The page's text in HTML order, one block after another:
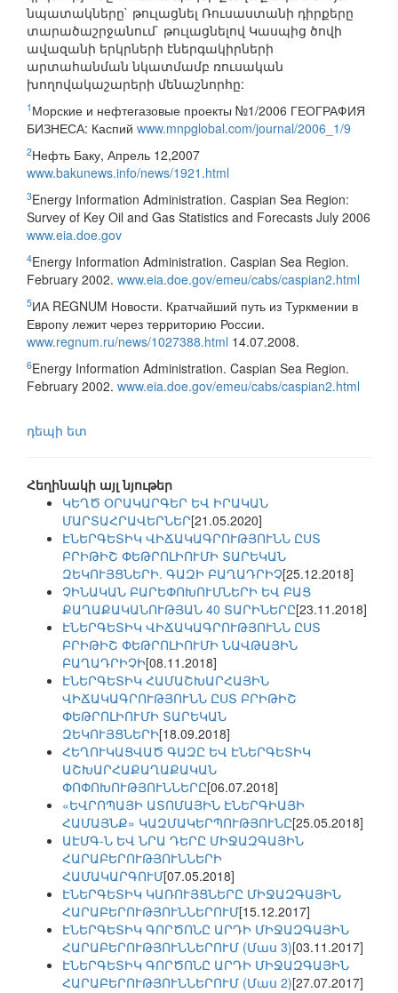
նպատակները` թուլացնել Ռուսաստանի դիրքերը
տարածաշրջանում` թուլացնելով Կասպից ծովի
ավազանի երկրների էներգակիրների
արտահանման նկատմամբ ռուսական
խողովակաշարերի մենաշնորհը:
1 Морские и нефтегазовые проекты №1/2006 ГЕОГРАФИЯ
БИЗНЕСА: Каспий www.mnpglobal.com/journal/2006_1/9
2Нефть Баку, Апрель 12,2007
www.bakunews.info/news/1921.html
3Energy Information Administration. Caspian Sea Region:
Survey of Key Oil and Gas Statistics and Forecasts July 2006
www.eia.doe.gov
4Energy Information Administration. Caspian Sea Region.
February 2002. www.eia.doe.gov/emeu/cabs/caspian2.html
5ИА REGNUM Новости. Кратчайший путь из Туркмении в
Европу лежит через территорию России.
www.regnum.ru/news/1027388.html 14.07.2008.
6Energy Information Administration. Caspian Sea Region.
February 2002. www.eia.doe.gov/emeu/cabs/caspian2.html
դեպի ետ
Հեղինակի այլ նյութեր
ԿԵՂԾ ՕՐԱԿԱՐԳԵՐ ԵՎ ԻՐԱԿԱՆ
ՄԱՐՏԱՀՐԱՎԵՐՆԵՐ[21.05.2020]
ԷՆԵՐԳԵՏԻԿ ՎԻՃԱԿԱԳՐՈՒԹՅՈՒՆՆ ԸՍՏ
ԲՐԻԹԻՇ ՓԵԹՐՈԼԻՈՒՄԻ ՏԱՐԵԿԱՆ
ԶԵԿՈՒՅՑՆԵՐԻ. ԳԱԶԻ ԲԱՂԱԴՐԻՉ[25.12.2018]
ՉԻՆԱԿԱՆ ԲԱՐԵՓՈԽՈՒՄՆԵՐԻ ԵՎ ԲԱՑ
ՔԱՂԱՔԱԿԱՆՈՒԹՅԱՆ 40 ՏԱՐԻՆԵՐԸ[23.11.2018]
ԷՆԵՐԳԵՏԻԿ ՎԻՃԱԿԱԳՐՈՒԹՅՈՒՆՆ ԸՍՏ
ԲՐԻԹԻՇ ՓԵԹՐՈԼԻՈՒՄԻ ՆԱՎԹԱՅԻՆ
ԲԱՂԱԴՐԻՉԻ[08.11.2018]
ԷՆԵՐԳԵՏԻԿ ՀԱՄԱՇԽԱՐՀԱՅԻՆ
ՎԻՃԱԿԱԳՐՈՒԹՅՈՒՆՆ ԸՍՏ ԲՐԻԹԻՇ
ՓԵԹՐՈԼԻՈՒՄԻ ՏԱՐԵԿԱՆ
ԶԵԿՈՒՅՑՆԵՐԻ[18.09.2018]
ՀԵՂՈՒԿԱՑՎԱԾ ԳԱԶԸ ԵՎ ԷՆԵՐԳԵՏԻԿ
ԱՇԽԱՐՀԱՔԱՂԱՔԱԿԱՆ
ՓՈՓՈԽՈՒԹՅՈՒՆՆԵՐԸ[06.07.2018]
«ԵՎՐՈՊԱՅԻ ԱՏՈՄԱՅԻՆ ԷՆԵՐԳԻԱՅԻ
ՀԱՄԱՅՆՔ» ԿԱԶՄԱԿԵՐՊՈՒԹՅՈՒՆԸ[25.05.2018]
ԱԷՄԳ-Ն ԵՎ ՆՐԱ ԴԵՐԸ ՄԻՋԱԶԳԱՅԻՆ
ՀԱՐԱԲԵՐՈՒԹՅՈՒՆՆԵՐԻ
ՀԱՄԱԿԱՐԳՈՒՄ[07.05.2018]
ԷՆԵՐԳԵՏԻԿ ԿԱՌՈՒՅՑՆԵՐԸ ՄԻՋԱԶԳԱՅԻՆ
ՀԱՐԱԲԵՐՈՒԹՅՈՒՆՆԵՐՈՒՄ[15.12.2017]
ԷՆԵՐԳԵՏԻԿ ԳՈՐԾՈՆԸ ԱՐԴԻ ՄԻՋԱԶԳԱՅԻՆ
ՀԱՐԱԲԵՐՈՒԹՅՈՒՆՆԵՐՈՒՄ (Մաս 3)[03.11.2017]
ԷՆԵՐԳԵՏԻԿ ԳՈՐԾՈՆԸ ԱՐԴԻ ՄԻՋԱԶԳԱՅԻՆ
ՀԱՐԱԲԵՐՈՒԹՅՈՒՆՆԵՐՈՒՄ (Մաս 2)[27.07.2017]